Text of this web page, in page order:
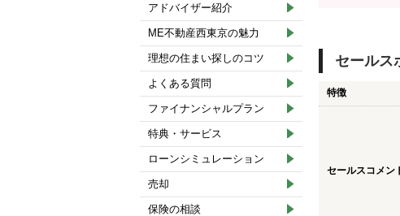
セールス
特徴
セールスコメン
アドバイザー紹介
ME不動産西東京の魅力
理想の住まい探しのコツ
よくある質問
ファイナンシャルプラン
特典・サービス
ローンシミュレーション
売却
保険の相談